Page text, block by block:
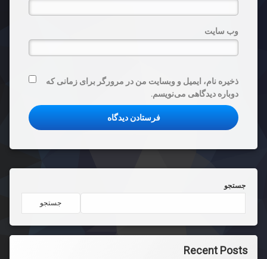
وب‌ سایت
ذخیره نام، ایمیل و وبسایت من در مرورگر برای زمانی که
دوباره دیدگاهی می‌نویسم.
جستجو
جستجو
Recent Posts